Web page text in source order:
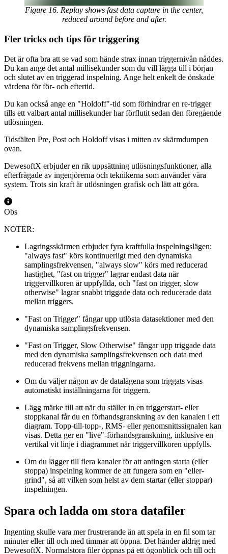
Figure 16. Replay shows fast data capture in the center,
reduced around before and after.
Fler tricks och tips för triggering
Det är ofta bra att se vad som hände strax innan triggernivån nåddes.
Du kan ange det antal millisekunder som du vill lägga till i början
och slutet av en triggerad inspelning. Ange helt enkelt de önskade
värdena för för- och eftertid.
Du kan också ange en "Holdoff"-tid som förhindrar en re-trigger
tills ett valbart antal millisekunder har förflutit sedan den föregående
utlösningen.
Tidsfälten Pre, Post och Holdoff visas i mitten av skärmdumpen
ovan.
DewesoftX erbjuder en rik uppsättning utlösningsfunktioner, alla
efterfrågade av ingenjörerna och teknikerna som använder våra
system. Trots sin kraft är utlösningen grafisk och lätt att göra.
Obs
NOTER:
Lagringsskärmen erbjuder fyra kraftfulla inspelningslägen:
"always fast" körs kontinuerligt med den dynamiska
samplingsfrekvensen, "always slow" körs med reducerad
hastighet, "fast on trigger" lagrar endast data när
triggervillkoren är uppfyllda, och "fast on trigger, slow
otherwise" lagrar snabbt triggade data och reducerade data
mellan triggers.
"Fast on Trigger" fångar upp utlösta datasektioner med den
dynamiska samplingsfrekvensen.
"Fast on Trigger, Slow Otherwise" fångar upp triggade data
med den dynamiska samplingsfrekvensen och data med
reducerad frekvens mellan triggningarna.
Om du väljer någon av de datalägena som triggats visas
automatiskt inställningarna för triggern.
Lägg märke till att när du ställer in en triggerstart- eller
stoppkanal får du en förhandsgranskning av den kanalen i ett
diagram. Topp-till-topp-, RMS- eller genomsnittssignalen kan
visas. Detta ger en "live"-förhandsgranskning, inklusive en
vertikal vit linje i diagrammet när triggervillkoren uppfylls.
Om du lägger till flera kanaler för att antingen starta (eller
stoppa) inspelning kommer de att fungera som en "eller-
grind", så att vilken som helst av dem startar (eller stoppar)
inspelningen.
Spara och ladda om stora datafiler
Ingenting skulle vara mer frustrerande än att spela in en fil som tar
minuter eller till och med timmar att öppna. Det händer aldrig med
DewesoftX. Normalstora filer öppnas på ett ögonblick och till och